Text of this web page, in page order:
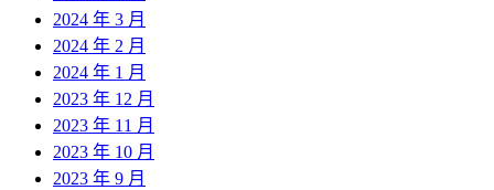
2024 年 3 月
2024 年 2 月
2024 年 1 月
2023 年 12 月
2023 年 11 月
2023 年 10 月
2023 年 9 月